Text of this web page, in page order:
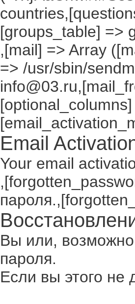
[groups_table] =>
,[mail] => Array
=> /usr/sbin/
Email
Your email
Вы или,
пароля.
Если вы этого не